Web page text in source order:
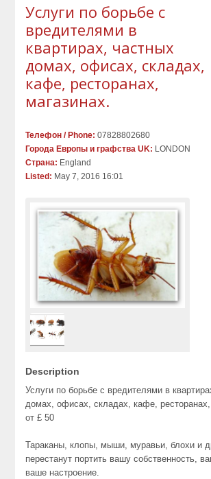
Услуги по борьбе с
вредителями в
квартирах, частных
домах, офисах, складах,
кафе, ресторанах,
магазинах.
Телефон / Phone: 07828802680
Города Европы и графства UK: LONDON
Страна: England
Listed: May 7, 2016 16:01
Description
Услуги по борьбе с вредителями в
домах, офисах, складах, кафе, ресторанах,
от £ 50
Тараканы, клопы, мыши, муравьи, блохи и
перестанут портить вашу собственность,
ваше настроение.